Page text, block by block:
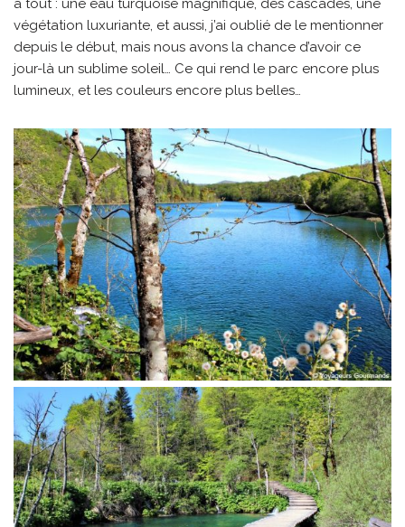
a tout : une eau turquoise magnifique, des cascades, une
végétation luxuriante, et aussi, j’ai oublié de le mentionner
depuis le début, mais nous avons la chance d’avoir ce
jour-là un sublime soleil… Ce qui rend le parc encore plus
lumineux, et les couleurs encore plus belles…